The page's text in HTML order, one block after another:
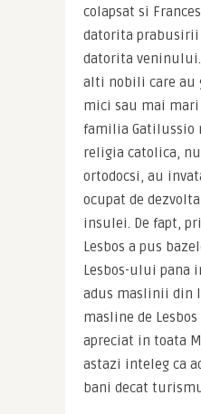
colapsat si
datorita
datorita veninului.
alti nobili care au
mici sau mai mari
familia Gatilussio
religia catolica,
ortodocsi, au
ocupat de
insulei. De fapt,
Lesbos a pus
Lesbos-ului pana
adus maslinii din
masline de
apreciat in toata
astazi inteleg ca
bani decat